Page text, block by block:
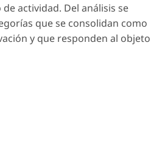
actividad. Del análisis se
que se consolidan como
y que responden al objeto